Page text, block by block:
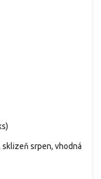
)
srpen, vhodná